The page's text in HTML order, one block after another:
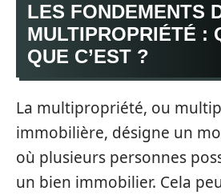
LES FONDEMENTS
MULTIPROPRIÉTÉ :
QUE C’EST ?
La multipropriété, ou
immobilière, désigne un
où plusieurs personnes
un bien immobilier. Cela